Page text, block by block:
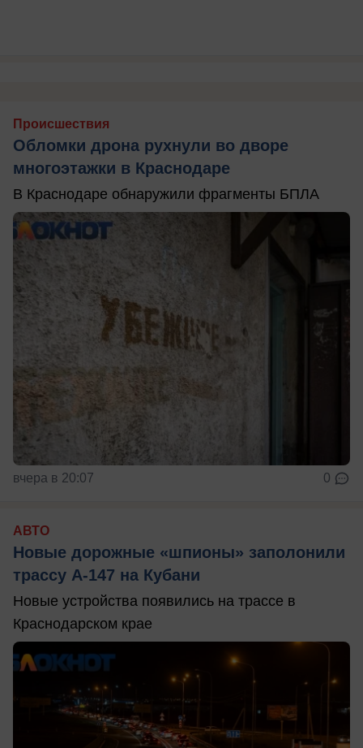
Происшествия
Обломки дрона рухнули во дворе
многоэтажки в Краснодаре
В Краснодаре обнаружили фрагменты БПЛА
вчера в 20:07 0
АВТО
Новые дорожные «шпионы» заполонили
трассу А-147 на Кубани
Новые устройства появились на трассе в
Краснодарском крае